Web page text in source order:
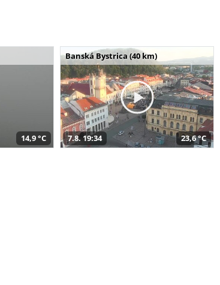
14,9 °C
Banská Bystrica (40 km)
7.8. 19:34 23,6 °C